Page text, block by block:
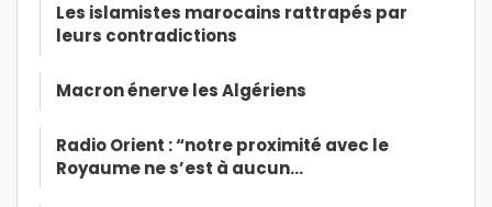
Les islamistes marocains rattrapés par
leurs contradictions
Macron énerve les Algériens
Radio Orient : “notre proximité avec le
Royaume ne s’est à aucun…